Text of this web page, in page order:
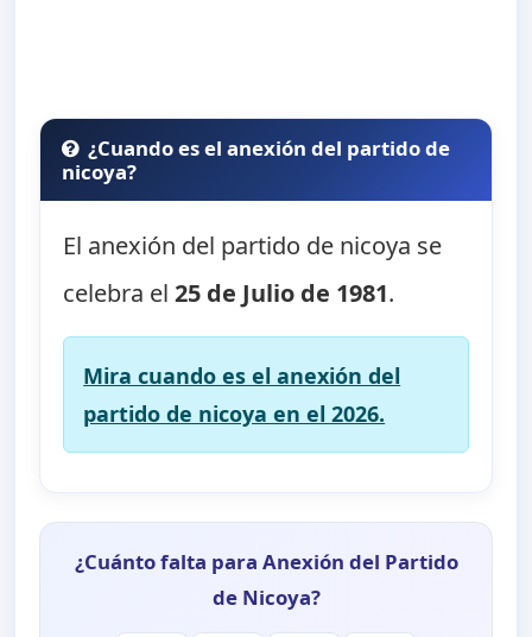
¿Cuando es el anexión del partido de
nicoya?
El anexión del partido de nicoya se
celebra el25 de Julio de 1981.
Mira cuando es el anexión del
partido de nicoya en el 2026.
¿Cuánto falta para Anexión del Partido
de Nicoya?